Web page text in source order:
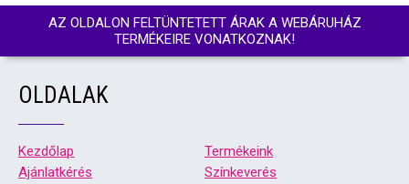
AZ OLDALON FELTÜNTETETT ÁRAK A WEBÁRUHÁZ
TERMÉKEIRE VONATKOZNAK!
OLDALAK
Kezdőlap
Termékeink
Ajánlatkérés
Színkeverés